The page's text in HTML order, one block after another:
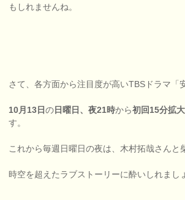
もしれませんね。
さて、各方面から注目度が高いTBSドラマ「
10月13日の日曜日、夜21時から初回15分拡
す。
これから毎週日曜日の夜は、木村拓哉さんと
時空を超えたラブストーリーに酔いしれまし